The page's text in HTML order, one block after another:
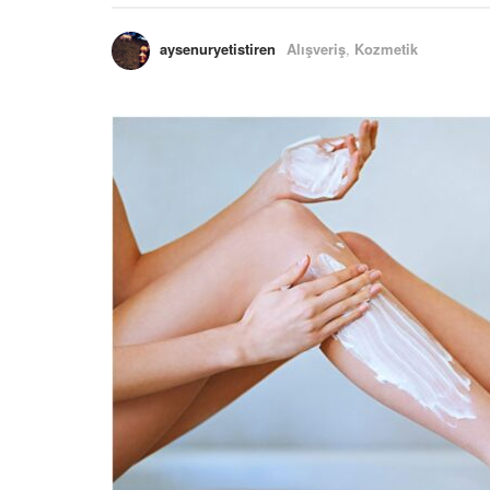
aysenuryetistiren Alışveriş, Kozmetik